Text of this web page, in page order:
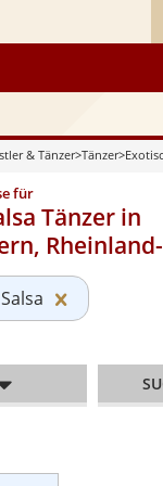
& Tänzer>Tänzer>
für
Tänzer in
Tanz»